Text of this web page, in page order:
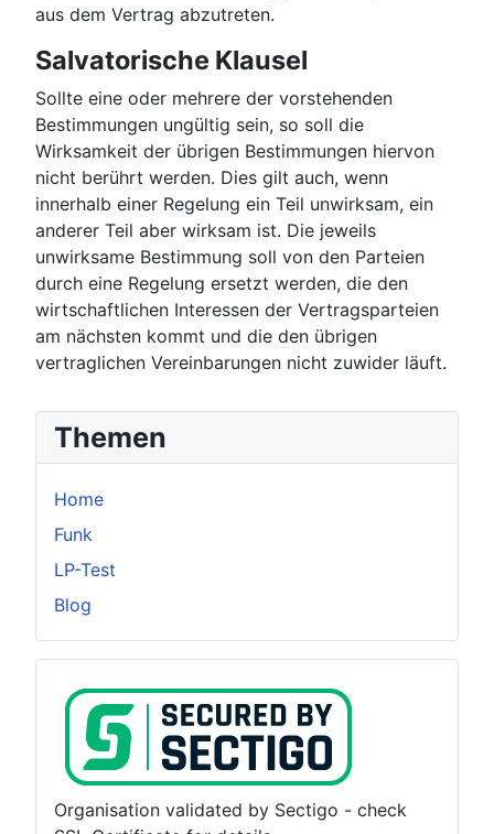
aus dem Vertrag abzutreten.
Salvatorische Klausel
Sollte eine oder mehrere der vorstehenden
Bestimmungen ungültig sein, so soll die
Wirksamkeit der übrigen Bestimmungen hiervon
nicht berührt werden. Dies gilt auch, wenn
innerhalb einer Regelung ein Teil unwirksam, ein
anderer Teil aber wirksam ist. Die jeweils
unwirksame Bestimmung soll von den Parteien
durch eine Regelung ersetzt werden, die den
wirtschaftlichen Interessen der Vertragsparteien
am nächsten kommt und die den übrigen
vertraglichen Vereinbarungen nicht zuwider läuft.
Themen
Home
Funk
LP-Test
Blog
Organisation validated by Sectigo - check